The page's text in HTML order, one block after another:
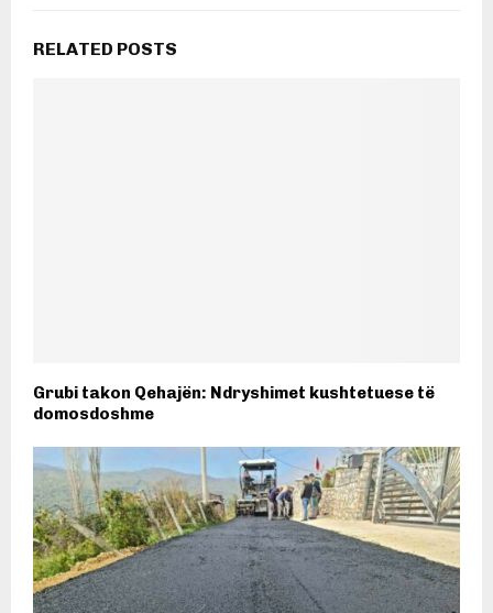
RELATED POSTS
Grubi takon Qehajën: Ndryshimet kushtetuese të
domosdoshme